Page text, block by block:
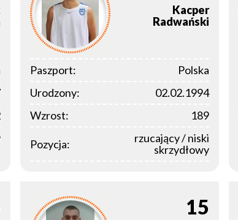
Kacper
Radwański
Paszport:
Polska
Urodzony:
02.02.1994
Wzrost:
189
Pozycja:
rzucający / niski
skrzydłowy
15